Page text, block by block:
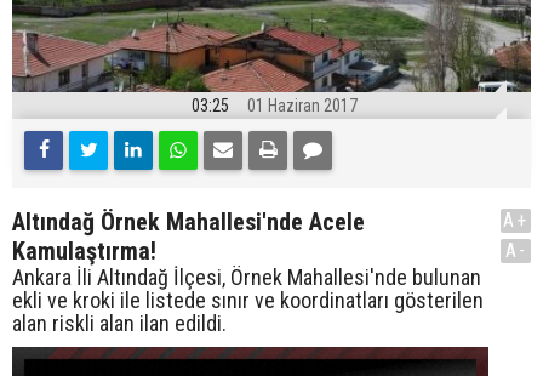
03:25 01 Haziran 2017
Altındağ Örnek Mahallesi'nde Acele
Kamulaştırma!
Ankara İli Altındağ İlçesi, Örnek Mahallesi'nde bulunan
ekli ve kroki ile listede sınır ve koordinatları gösterilen
alan riskli alan ilan edildi.
A+
A-